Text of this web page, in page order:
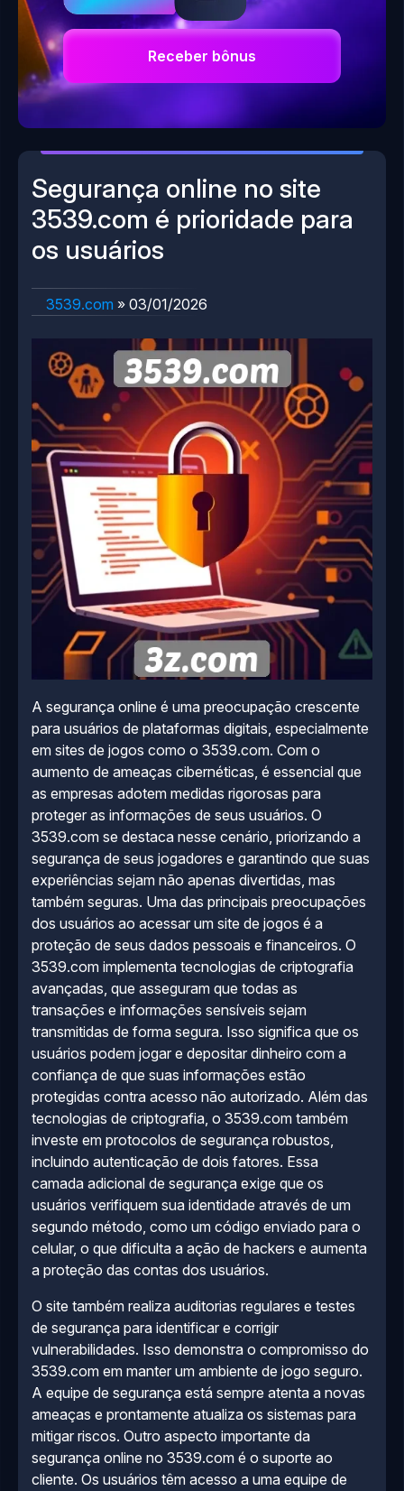
Receber bônus
Segurança online no site
3539.com é prioridade para
os usuários
3539.com » 03/01/2026
A segurança online é uma preocupação crescente
para usuários de plataformas digitais, especialmente
em sites de jogos como o 3539.com. Com o
aumento de ameaças cibernéticas, é essencial que
as empresas adotem medidas rigorosas para
proteger as informações de seus usuários. O
3539.com se destaca nesse cenário, priorizando a
segurança de seus jogadores e garantindo que suas
experiências sejam não apenas divertidas, mas
também seguras. Uma das principais preocupações
dos usuários ao acessar um site de jogos é a
proteção de seus dados pessoais e financeiros. O
3539.com implementa tecnologias de criptografia
avançadas, que asseguram que todas as
transações e informações sensíveis sejam
transmitidas de forma segura. Isso significa que os
usuários podem jogar e depositar dinheiro com a
confiança de que suas informações estão
protegidas contra acesso não autorizado. Além das
tecnologias de criptografia, o 3539.com também
investe em protocolos de segurança robustos,
incluindo autenticação de dois fatores. Essa
camada adicional de segurança exige que os
usuários verifiquem sua identidade através de um
segundo método, como um código enviado para o
celular, o que dificulta a ação de hackers e aumenta
a proteção das contas dos usuários.
O site também realiza auditorias regulares e testes
de segurança para identificar e corrigir
vulnerabilidades. Isso demonstra o compromisso do
3539.com em manter um ambiente de jogo seguro.
A equipe de segurança está sempre atenta a novas
ameaças e prontamente atualiza os sistemas para
mitigar riscos. Outro aspecto importante da
segurança online no 3539.com é o suporte ao
cliente. Os usuários têm acesso a uma equipe de